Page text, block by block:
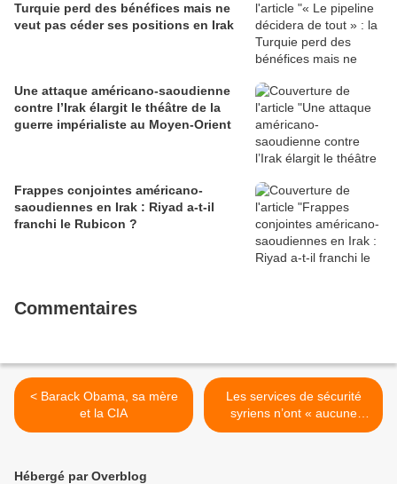
Turquie perd des bénéfices mais ne
veut pas céder ses positions en Irak
Une attaque américano-saoudienne
contre l’Irak élargit le théâtre de la
guerre impérialiste au Moyen-Orient
Frappes conjointes américano-
saoudiennes en Irak : Riyad a-t-il
franchi le Rubicon ?
Commentaires
< Barack Obama, sa mère
et la CIA
Les services de sécurité
syriens n’ont « aucune
conception des droits de
Hébergé par Overblog